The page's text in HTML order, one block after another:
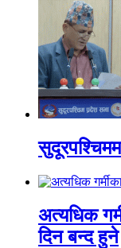
अत्यधिक
दिन बन्द हुने